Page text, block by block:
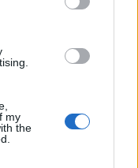
my
the